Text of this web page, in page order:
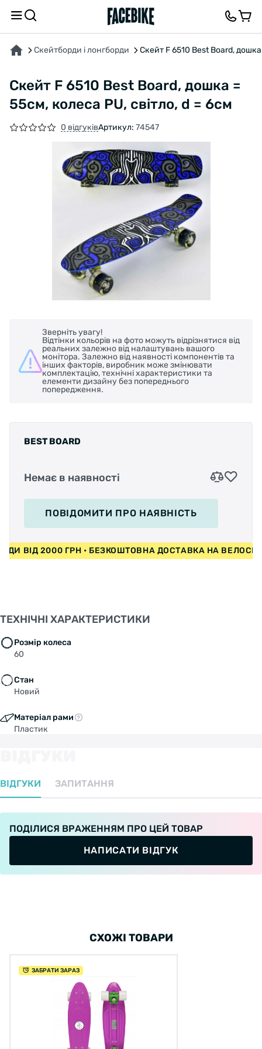
Скейтборди і лонгборди Скейт F 6510 Best Board,
Скейт F 6510 Best Board, дошка =
55см, колеса PU, світло, d = 6см
0 відгуківАртикул: 74547
Зверніть увагу!
Відтінки кольорів на фото можуть відрізнятися від
реальних залежно від налаштувань вашого
монітора. Залежно від наявності компонентів та
інших факторів, виробник може змінювати
комплектацію, технічні характеристики та
елементи дизайну без попереднього
попередження.
BEST BOARD
Немає в наявності
ПОВІДОМИТИ ПРО НАЯВНІСТЬ
ВІД 2000 ГРН • БЕЗКОШТОВНА ДОСТАВКА НА
ТЕХНІЧНІ ХАРАКТЕРИСТИКИ
Розмір колеса
60
Стан
Новий
Матеріал рами
Пластик
ВІДГУКИ ЗАПИТАННЯ
ПОДІЛИСЯ ВРАЖЕННЯМ ПРО ЦЕЙ ТОВАР
НАПИСАТИ ВІДГУК
ПРО ТОВАР ХАРАКТЕРИСТИКИВІДГУКИ ТА ЗАПИТАННЯ
СХОЖІ ТОВАРИ
ЗАБРАТИ ЗАРАЗ